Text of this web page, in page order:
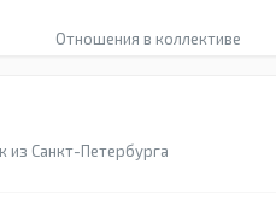
Отношения в коллективе
из Санкт-Петербурга